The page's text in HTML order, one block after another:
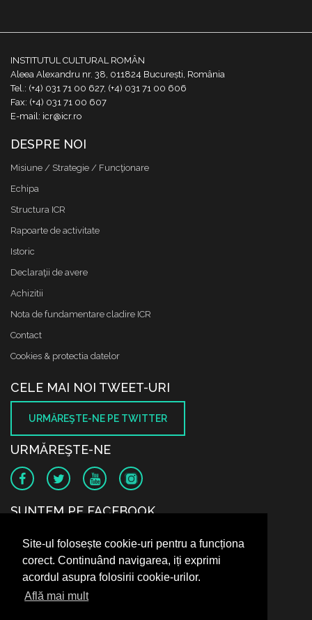
Site-ul folosește cookie-uri pentru a funcționa
corect. Continuând navigarea, iți exprimi
acordul asupra folosirii cookie-urilor.
Află mai mult
INSTITUTUL CULTURAL ROMÂN
Aleea Alexandru nr. 38, 011824 București, România
Tel.: (+4) 031 71 00 627, (+4) 031 71 00 606
Fax: (+4) 031 71 00 607
E-mail: icr@icr.ro
DESPRE NOI
Misiune / Strategie / Funcţionare
Echipa
Structura ICR
Rapoarte de activitate
Istoric
Declaraţii de avere
Achizitii
Nota de fundamentare cladire ICR
Contact
Cookies & protectia datelor
CELE MAI NOI TWEET-URI
URMĂREŞTE-NE PE TWITTER
URMĂREŞTE-NE
SUNTEM PE FACEBOOK